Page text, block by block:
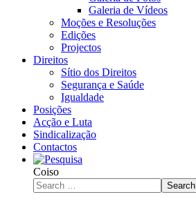
Galeria de Vídeos
Moções e Resoluções
Edições
Projectos
Direitos
Sítio dos Direitos
Segurança e Saúde
Igualdade
Posições
Acção e Luta
Sindicalização
Contactos
Coiso
Search